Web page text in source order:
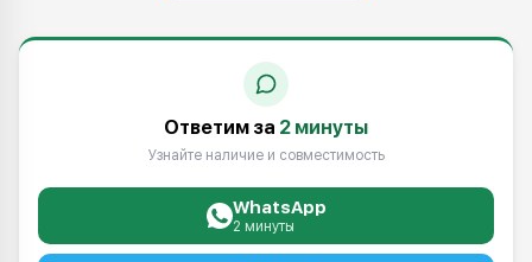
Ответим за 2 минуты
Узнайте наличие и совместимость
WhatsApp
2 минуты